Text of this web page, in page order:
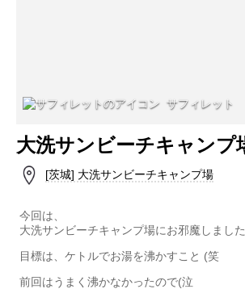
サフィレット
大洗サンビーチキャンプ
[茨城] 大洗サンビーチキャンプ場
今回は、
大洗サンビーチキャンプ場にお邪魔しました
目標は、ケトルでお湯を沸かすこと (笑
前回はうまく沸かなかったので(泣